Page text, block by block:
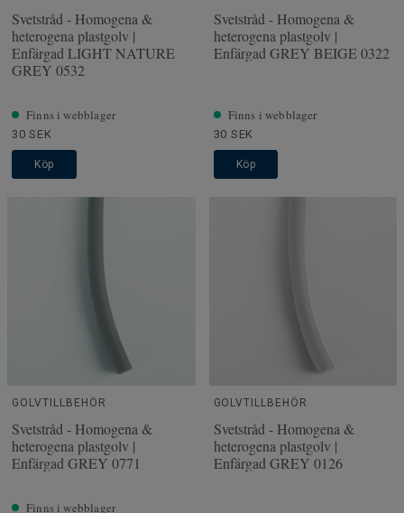
Svetstråd - Homogena &
heterogena plastgolv |
Enfärgad LIGHT NATURE
GREY 0532
Finns i webblager
30 SEK
Köp
Svetstråd - Homogena &
heterogena plastgolv |
Enfärgad GREY BEIGE 0322
Finns i webblager
30 SEK
Köp
GOLVTILLBEHÖR
Svetstråd - Homogena &
heterogena plastgolv |
Enfärgad GREY 0771
Finns i webblager
GOLVTILLBEHÖR
Svetstråd - Homogena &
heterogena plastgolv |
Enfärgad GREY 0126